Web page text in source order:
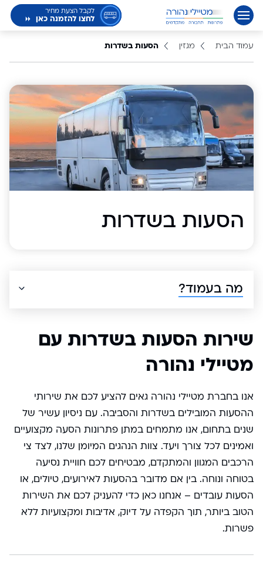
לקבל הצעת מחיר
לחצו להזמנה כאן
עמוד הבית מגזין הסעות בשדרות
הסעות בשדרות
מה בעמוד?
שירות הסעות בשדרות עם
מטיילי נהורה
אנו בחברת מטיילי נהורה גאים להציע לכם את שירותי
ההסעות המובילים בשדרות והסביבה. עם ניסיון עשיר של
שנים בתחום, אנו מתמחים במתן פתרונות הסעה מקצועיים
ואמינים לכל צורך ויעד. צוות הנהגים המיומן שלנו, לצד צי
הרכבים המגוון והמתקדם, מבטיחים לכם חוויית נסיעה
בטוחה ונוחה. בין אם מדובר בהסעות לאירועים, טיולים, או
הסעות עובדים – אנחנו כאן כדי להעניק לכם את השירות
הטוב ביותר, תוך הקפדה על דיוק, אדיבות ומקצועיות ללא
פשרות.